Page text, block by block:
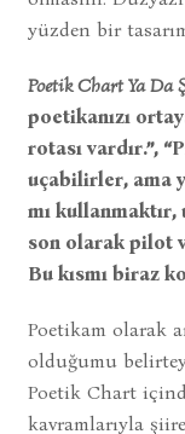
yüzden bir
Poetik Chart Ya Da
poetikanızı
rotası vardır.”,
uçabilirler, ama
mı kullanmaktır,
son olarak pilot
Bu kısmı biraz
Poetikam olarak
olduğumu
Poetik Chart
kavramlarıyla